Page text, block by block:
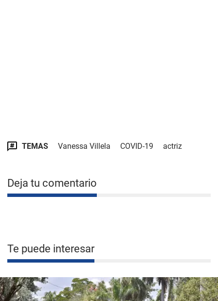
TEMAS Vanessa Villela COVID-19 actriz
Deja tu comentario
Te puede interesar